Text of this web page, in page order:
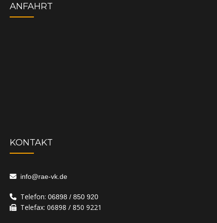
ANFAHRT
KONTAKT
info@rae-vk.de
Telefon:06898 / 850 920
Telefax: 06898 / 850 9221